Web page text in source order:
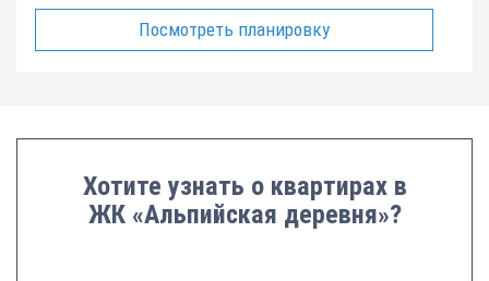
Посмотреть планировку
Хотите узнать о квартирах в
ЖК «Альпийская деревня»?